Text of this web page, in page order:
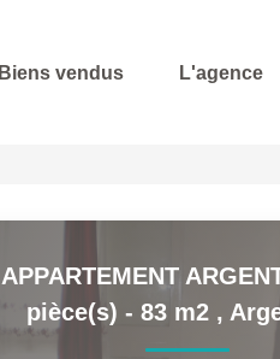
Biens vendus L'agence
APPARTEMENT
pièce(s) - 83 m2 ,